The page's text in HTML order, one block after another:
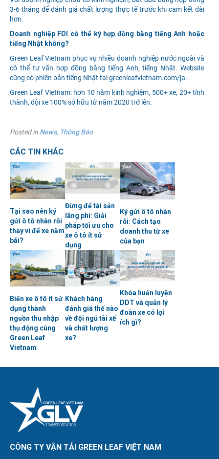
3-6 tháng để đánh giá chất lượng thực tế trước khi cam kết dài
hơn.
Doanh nghiệp FDI có thể ký hợp đồng bằng tiếng Anh hoặc
tiếng Nhật không?
Green Leaf Vietnam phục vụ nhiều doanh nghiệp nước ngoài và
có thể tư vấn hợp đồng bằng tiếng Anh, tiếng Nhật. Website
cũng có phiên bản tiếng Nhật tại greenleafvietnam.com/ja.
Green Leaf Vietnam: hơn 10 năm kinh nghiệm, 500+ xe, 20+ tỉnh
thành, đội xe 100% sở hữu từ năm 2020 trở lên.
Posted in News, Thông Báo
CÁC TIN KHÁC
Tại sao nên ký
gửi ô tô nhàn rỗi
thay vì để xe nằm
bãi?
Đừng để tài sản
lãng phí: Giải
pháp tối ưu cho
xe ô tô ít sử
dụng
Ký gửi ô tô nhàn
rỗi: Cách tạo
doanh thu từ xe
của bạn
Biến xe ô tô ít sử
dụng thành
nguồn thu nhập
thụ động cùng
Green Leaf
Vietnam
Khách hàng
đánh giá thế nào
về đội ngũ tài xế
và chất lượng
xe?
Khóa huấn luyện
DDT và quản lý
đoàn xe có lợi
ích gì?
CÔNG TY VẬN TẢI GREEN LEAF VIỆT NAM